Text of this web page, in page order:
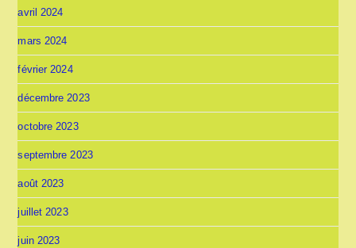
avril 2024
mars 2024
février 2024
décembre 2023
octobre 2023
septembre 2023
août 2023
juillet 2023
juin 2023